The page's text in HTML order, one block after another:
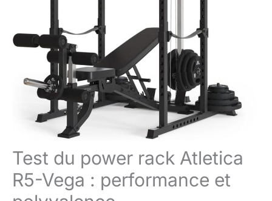
Test du power rack Atletica
R5-Vega : performance et